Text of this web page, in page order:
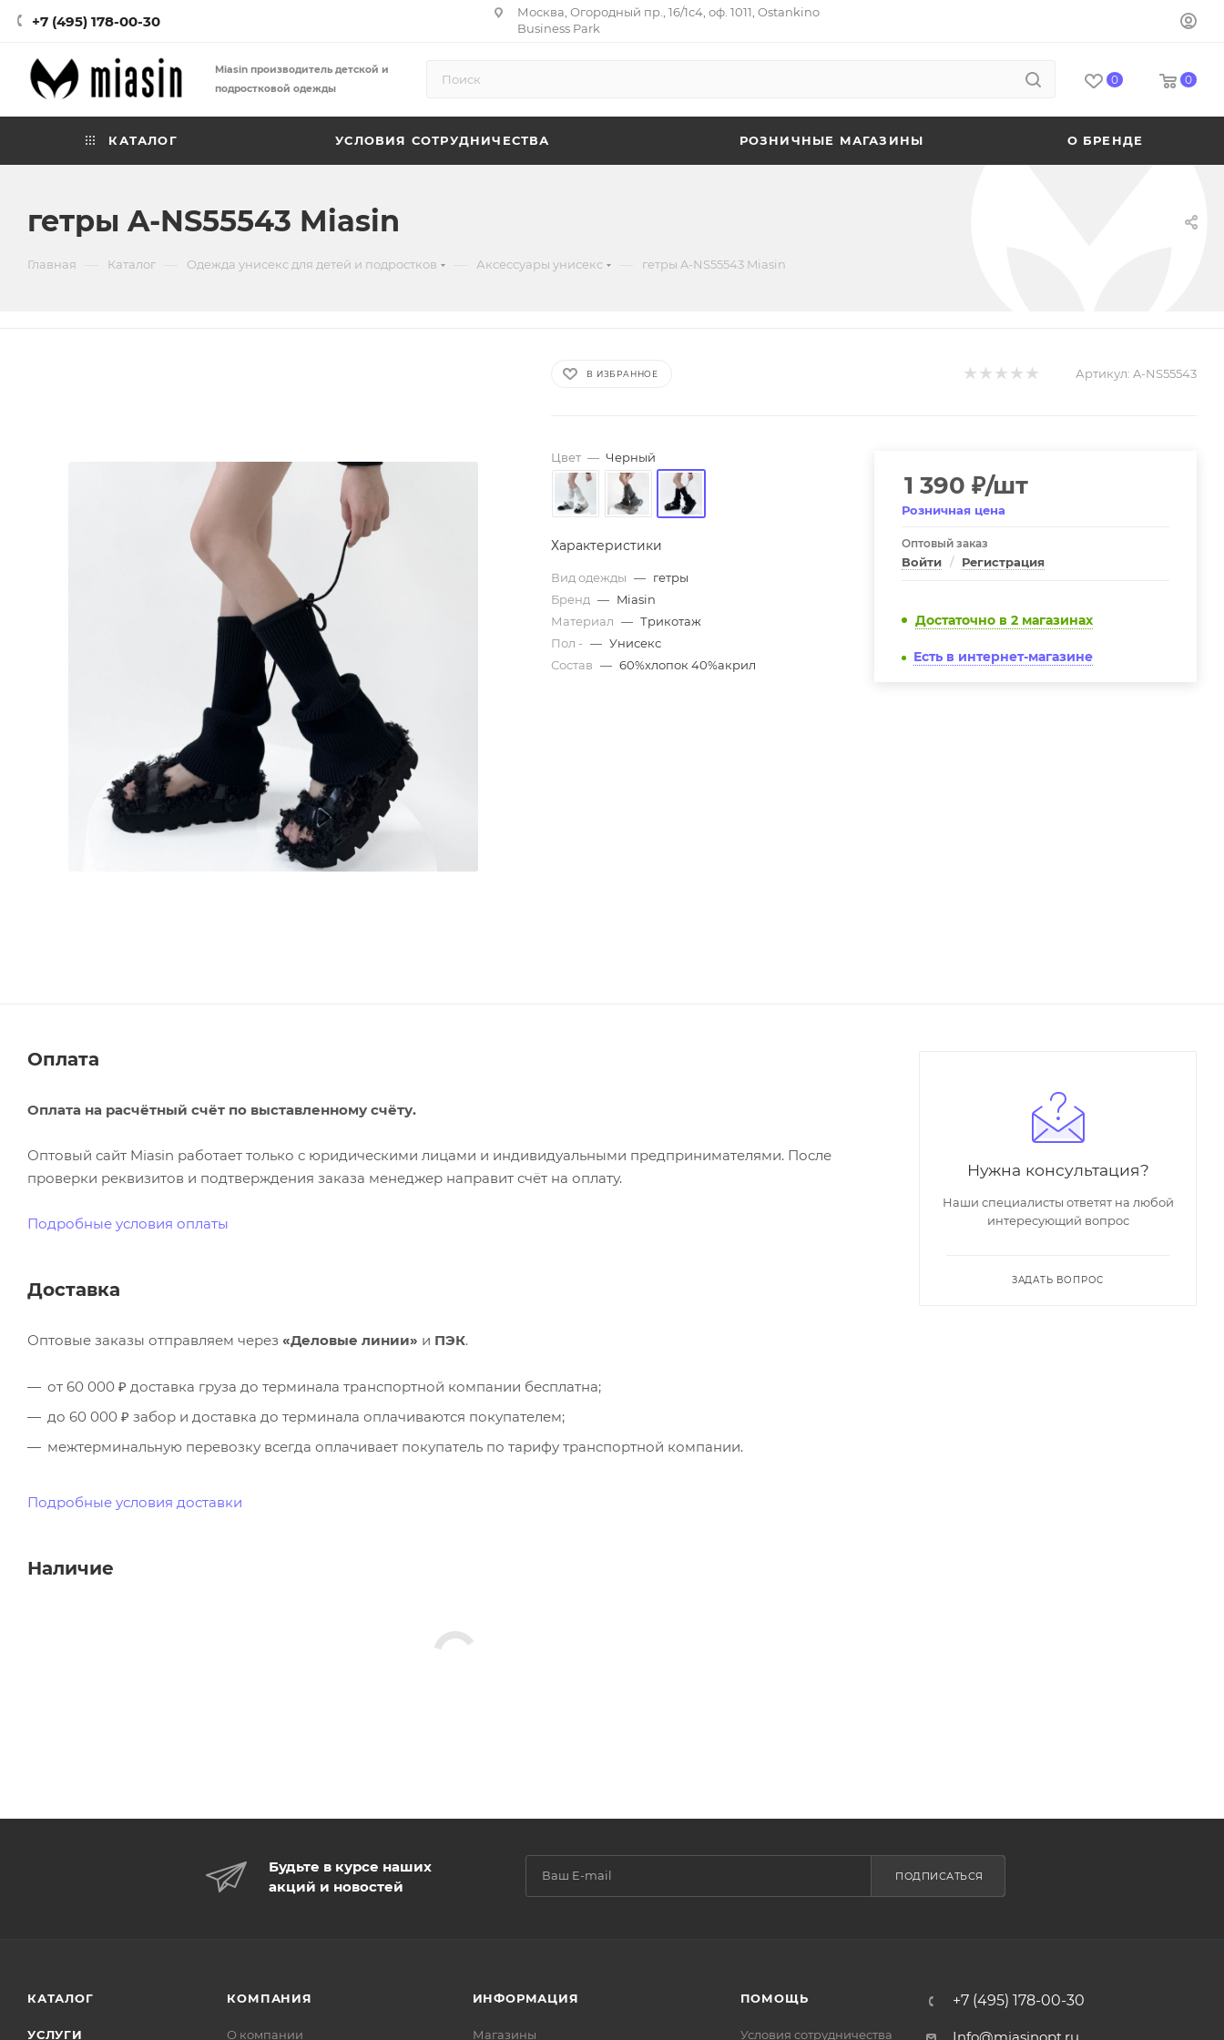
+7 (495) 178-00-30
Москва, Огородный пр., 16/1с4, оф. 1011, Ostankino
Business Park
Miasin производитель детской и
подростковой одежды
0 0
КАТАЛОГ УСЛОВИЯ СОТРУДНИЧЕСТВА РОЗНИЧНЫЕ МАГАЗИНЫ О БРЕНДЕ
гетры A-NS55543 Miasin
Главная Каталог Одежда унисекс для детей и подростков Аксессуары унисекс гетры A-NS55543 Miasin
В ИЗБРАННОЕ Артикул: A-NS55543
Цвет — Черный
Характеристики
Вид одежды — гетры
Бренд — Miasin
Материал — Трикотаж
Пол - — Унисекс
Состав — 60%хлопок 40%акрил
1 390 ₽/шт
Розничная цена
Оптовый заказ
Войти / Регистрация
Достаточно в 2 магазинах
Есть в интернет-магазине
Оплата
Оплата на расчётный счёт по выставленному счёту.
Оптовый сайт Miasin работает только с юридическими лицами и индивидуальными предпринимателями. После
проверки реквизитов и подтверждения заказа менеджер направит счёт на оплату.
Подробные условия оплаты
Доставка
Оптовые заказы отправляем через «Деловые линии» и ПЭК.
от 60 000 ₽ доставка груза до терминала транспортной компании бесплатна;
до 60 000 ₽ забор и доставка до терминала оплачиваются покупателем;
межтерминальную перевозку всегда оплачивает покупатель по тарифу транспортной компании.
Подробные условия доставки
Наличие
Нужна консультация?
Наши специалисты ответят на любой
интересующий вопрос
ЗАДАТЬ ВОПРОС
Будьте в курсе наших
акций и новостей
ПОДПИСАТЬСЯ
КАТАЛОГ
УСЛУГИ
КОМПАНИЯ
О компании
ИНФОРМАЦИЯ
Магазины
ПОМОЩЬ
Условия сотрудничества
+7 (495) 178-00-30